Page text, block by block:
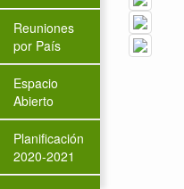
Reuniones
por País
Espacio
Abierto
Planificación
2020-2021